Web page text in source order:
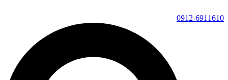
0912-6911610